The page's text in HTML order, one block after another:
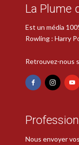
La Plume
Est un média
Rowling : Harry
Retrouvez-nous
Nous envoyer